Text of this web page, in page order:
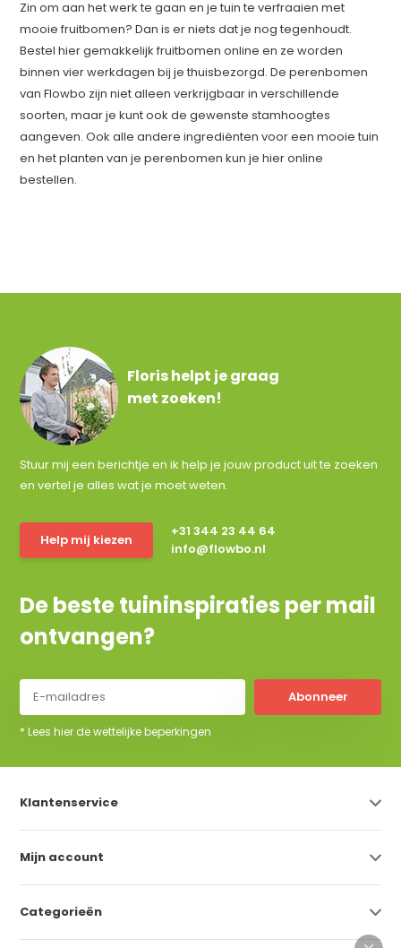
Zin om aan het werk te gaan en je tuin te verfraaien met
mooie fruitbomen? Dan is er niets dat je nog tegenhoudt.
Bestel hier gemakkelijk fruitbomen online en ze worden
binnen vier werkdagen bij je thuisbezorgd. De perenbomen
van Flowbo zijn niet alleen verkrijgbaar in verschillende
soorten, maar je kunt ook de gewenste stamhoogtes
aangeven. Ook alle andere ingrediënten voor een mooie tuin
en het planten van je perenbomen kun je hier online
bestellen.
Floris helpt je graag
met zoeken!
Stuur mij een berichtje en ik help je jouw product uit te zoeken
en vertel je alles wat je moet weten.
Help mij kiezen
+31 344 23 44 64
info@flowbo.nl
De beste tuininspiraties per mail
ontvangen?
Abonneer
* Lees hier de wettelijke beperkingen
Klantenservice
Mijn account
Categorieën